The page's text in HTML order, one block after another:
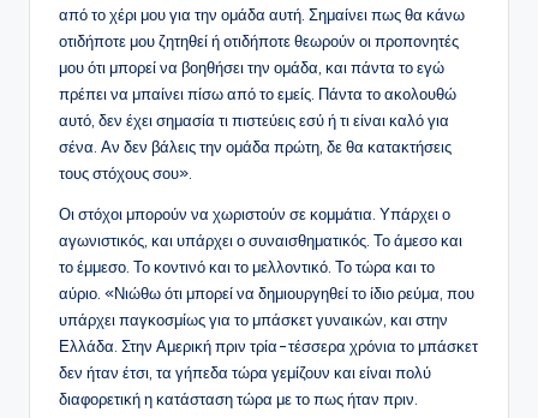
από το χέρι μου για την ομάδα αυτή. Σημαίνει πως θα κάνω
οτιδήποτε μου ζητηθεί ή οτιδήποτε θεωρούν οι προπονητές
μου ότι μπορεί να βοηθήσει την ομάδα, και πάντα το εγώ
πρέπει να μπαίνει πίσω από το εμείς. Πάντα το ακολουθώ
αυτό, δεν έχει σημασία τι πιστεύεις εσύ ή τι είναι καλό για
σένα. Αν δεν βάλεις την ομάδα πρώτη, δε θα κατακτήσεις
τους στόχους σου».
Οι στόχοι μπορούν να χωριστούν σε κομμάτια. Υπάρχει ο
αγωνιστικός, και υπάρχει ο συναισθηματικός. Το άμεσο και
το έμμεσο. Το κοντινό και το μελλοντικό. Το τώρα και το
αύριο. «Νιώθω ότι μπορεί να δημιουργηθεί το ίδιο ρεύμα, που
υπάρχει παγκοσμίως για το μπάσκετ γυναικών, και στην
Ελλάδα. Στην Αμερική πριν τρία-τέσσερα χρόνια το μπάσκετ
δεν ήταν έτσι, τα γήπεδα τώρα γεμίζουν και είναι πολύ
διαφορετική η κατάσταση τώρα με το πως ήταν πριν.